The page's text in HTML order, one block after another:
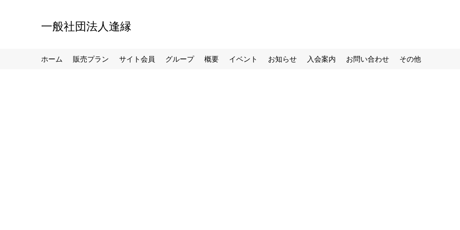
一般社団法人逢縁
ホーム 販売プラン サイト会員 グループ 概要 イベント お知らせ 入会案内 お問い合わせ その他